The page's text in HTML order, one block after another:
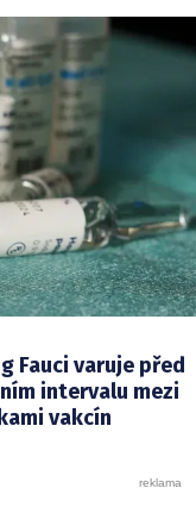
Fauci varuje před
intervalu mezi
vakcín